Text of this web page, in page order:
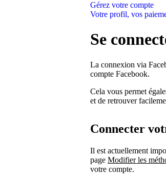
Gérez votre compte
Votre profil, vos
Se
La connexion via
compte Facebook.
Cela vous permet
et de retrouver
Connecter
Il est actuellement
page Modifier les
votre compte.